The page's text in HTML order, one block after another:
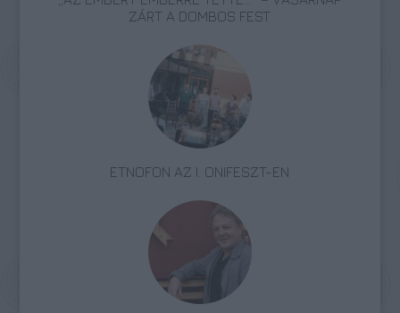
ZÁRT A DOMBOS FEST
ETNOFON AZ I. ONIFESZT-EN